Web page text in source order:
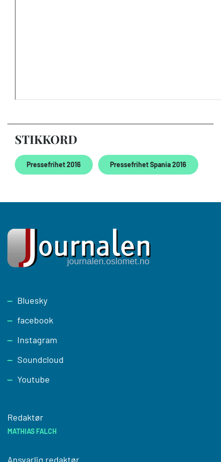
STIKKORD
Pressefrihet 2016 Pressefrihet Spania 2016
Footer
Bluesky
facebook
Instagram
Soundcloud
Youtube
Redaktør
MATHIAS FALCH
Ansvarlig redaktør